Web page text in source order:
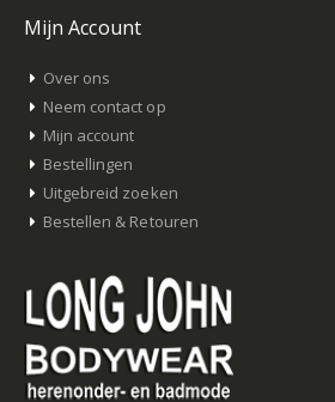
Mijn Account
Over ons
Neem contact op
Mijn account
Bestellingen
Uitgebreid zoeken
Bestellen & Retouren